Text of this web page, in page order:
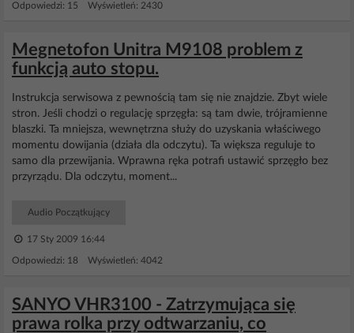
Odpowiedzi: 15 Wyświetleń: 2430
Megnetofon Unitra M9108 problem z
funkcją auto stopu.
Instrukcja serwisowa z pewnością tam się nie znajdzie. Zbyt wiele
stron. Jeśli chodzi o regulację sprzęgła: są tam dwie, trójramienne
blaszki. Ta mniejsza, wewnętrzna służy do uzyskania właściwego
momentu dowijania (działa dla odczytu). Ta większa reguluje to
samo dla przewijania. Wprawna ręka potrafi ustawić sprzęgło bez
przyrządu. Dla odczytu, moment...
Audio Początkujący
17 Sty 2009 16:44
Odpowiedzi: 18 Wyświetleń: 4042
SANYO VHR3100 - Zatrzymująca się
prawa rolka przy odtwarzaniu, co